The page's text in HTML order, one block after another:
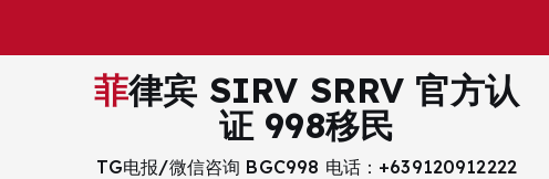
菲律宾 SIRV SRRV 官方认
证 998移民
TG电报/微信咨询 BGC998 电话：+639120912222